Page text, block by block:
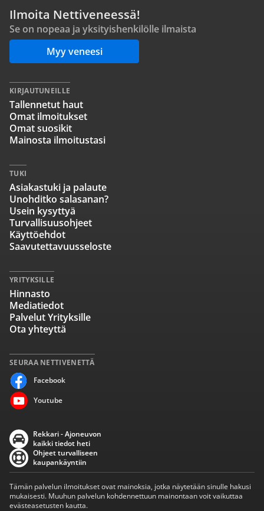
Ilmoita Nettiveneessä!
Se on nopeaa ja yksityishenkilölle ilmaista
Myy veneesi
SEURAA NETTIVENETTÄ
Facebook
Youtube
KIRJAUTUNEILLE
Tallennetut haut
Omat ilmoitukset
Omat suosikit
Mainosta ilmoitustasi
TUKI
Asiakastuki ja palaute
Unohditko salasanan?
Usein kysyttyä
Turvallisuusohjeet
Käyttöehdot
Saavutettavuusseloste
YRITYKSILLE
Hinnasto
Mediatiedot
Palvelut Yrityksille
Ota yhteyttä
Rekkari - Ajoneuvon
kaikki tiedot heti
Ohjeet turvalliseen
kaupankäyntiin
Tämän palvelun ilmoitukset ovat mainoksia, jotka näytetään sinulle hakusi
mukaisesti. Muuhun palvelun kohdennettuun mainontaan voit vaikuttaa
evästeasetusten kautta.